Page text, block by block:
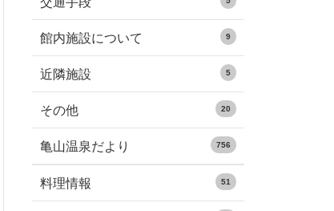
館内施設について 9
近隣施設 5
その他 20
亀山温泉だより 756
料理情報 51